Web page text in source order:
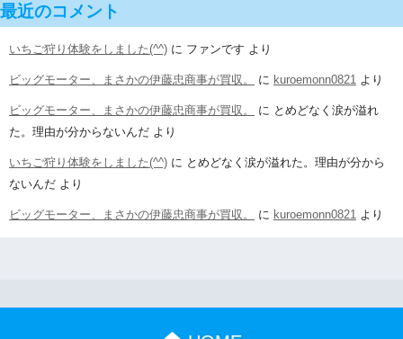
最近のコメント
いちご狩り体験をしました(^^) に ファンです より
ビッグモーター、まさかの伊藤忠商事が買収。 に kuroemonn0821 より
ビッグモーター、まさかの伊藤忠商事が買収。 に とめどなく涙が溢れ
た。理由が分からないんだ より
いちご狩り体験をしました(^^) に とめどなく涙が溢れた。理由が分から
ないんだ より
ビッグモーター、まさかの伊藤忠商事が買収。 に kuroemonn0821 より